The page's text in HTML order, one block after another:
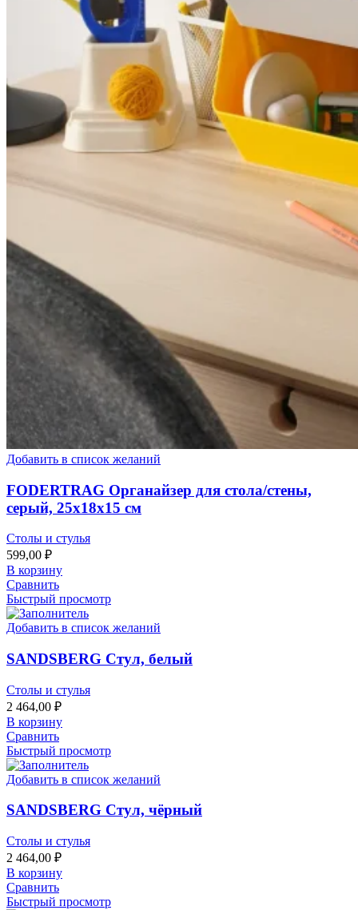
Добавить в список желаний
FODERTRAG Органайзер для стола/стены,
серый, 25x18x15 см
Столы и стулья
599,00 ₽
В корзину
Сравнить
Быстрый просмотр
Добавить в список желаний
SANDSBERG Стул, белый
Столы и стулья
2 464,00 ₽
В корзину
Сравнить
Быстрый просмотр
Добавить в список желаний
SANDSBERG Стул, чёрный
Столы и стулья
2 464,00 ₽
В корзину
Сравнить
Быстрый просмотр